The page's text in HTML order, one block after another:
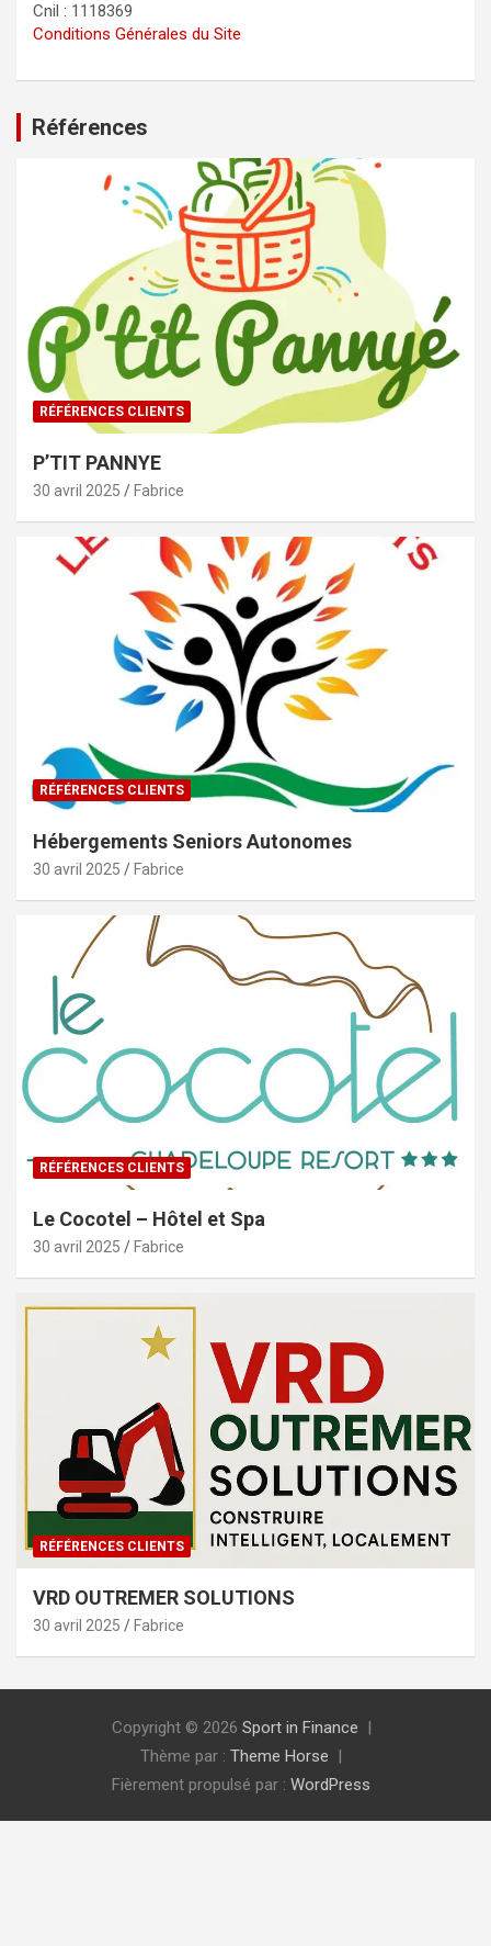
Cnil : 1118369
Conditions Générales du Site
Références
RÉFÉRENCES CLIENTS
P’TIT PANNYE
30 avril 2025 Fabrice
RÉFÉRENCES CLIENTS
Hébergements Seniors Autonomes
30 avril 2025 Fabrice
RÉFÉRENCES CLIENTS
Le Cocotel – Hôtel et Spa
30 avril 2025 Fabrice
RÉFÉRENCES CLIENTS
VRD OUTREMER SOLUTIONS
30 avril 2025 Fabrice
Copyright © 2026 Sport in Finance
Thème par : Theme Horse
Fièrement propulsé par : WordPress